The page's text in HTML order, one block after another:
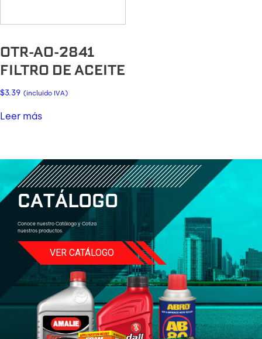
OTR-AO-2841
FILTRO DE ACEITE
$3.39 (incluido IVA)
Leer más
CATÁLOGO
Conoce nuestro Catálogo y Cotiza
nuestros productos.
VER CATÁLOGO